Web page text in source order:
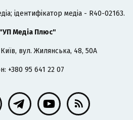
ідентифікатор медіа - R40-02163.
Медіа Плюс"
вул. Жилянська, 48, 50А
+380 95 641 22 07